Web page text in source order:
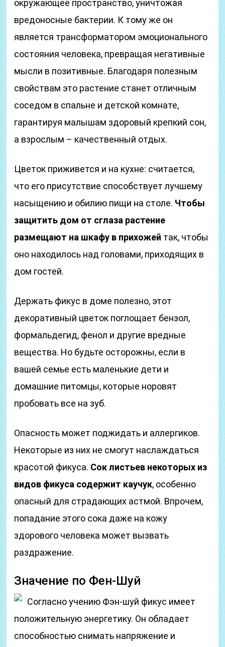
окружающее пространство, уничтожая
вредоносные бактерии. К тому же он
является трансформатором эмоционального
состояния человека, превращая негативные
мысли в позитивные. Благодаря полезным
свойствам это растение станет отличным
соседом в спальне и детской комнате,
гарантируя малышам здоровый крепкий сон,
а взрослым – качественный отдых.
Цветок приживется и на кухне: считается,
что его присутствие способствует лучшему
насыщению и обилию пищи на столе. Чтобы
защитить дом от сглаза растение
размещают на шкафу в прихожей так, чтобы
оно находилось над головами, приходящих в
дом гостей.
Держать фикус в доме полезно, этот
декоративный цветок поглощает бензол,
формальдегид, фенол и другие вредные
вещества. Но будьте осторожны, если в
вашей семье есть маленькие дети и
домашние питомцы, которые норовят
пробовать все на зуб.
Опасность может поджидать и аллергиков.
Некоторые из них не смогут наслаждаться
красотой фикуса. Сок листьев некоторых из
видов фикуса содержит каучук, особенно
опасный для страдающих астмой. Впрочем,
попадание этого сока даже на кожу
здорового человека может вызвать
раздражение.
Значение по Фен-Шуй
Согласно учению Фэн-шуй фикус имеет
положительную энергетику. Он обладает
способностью снимать напряжение и